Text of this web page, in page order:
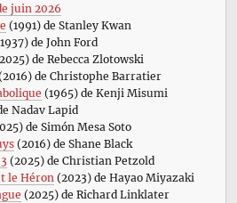
juin 2026
(1991) de Stanley Kwan
de John Ford
de Rebecca Zlotowski
de Christophe Barratier
(1965) de Kenji Misumi
Nadav Lapid
de Simón Mesa Soto
(2016) de Shane Black
(2025) de Christian Petzold
le Héron(2023) de Hayao Miyazaki
(2025) de Richard Linklater